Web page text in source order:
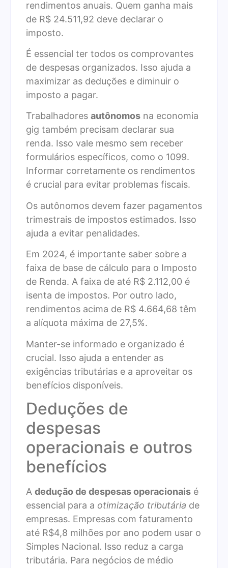
rendimentos anuais. Quem ganha mais
de R$ 24.511,92 deve declarar o
imposto.
É essencial ter todos os comprovantes
de despesas organizados. Isso ajuda a
maximizar as deduções e diminuir o
imposto a pagar.
Trabalhadores autônomos na economia
gig também precisam declarar sua
renda. Isso vale mesmo sem receber
formulários específicos, como o 1099.
Informar corretamente os rendimentos
é crucial para evitar problemas fiscais.
Os autônomos devem fazer pagamentos
trimestrais de impostos estimados. Isso
ajuda a evitar penalidades.
Em 2024, é importante saber sobre a
faixa de base de cálculo para o Imposto
de Renda. A faixa de até R$ 2.112,00 é
isenta de impostos. Por outro lado,
rendimentos acima de R$ 4.664,68 têm
a alíquota máxima de 27,5%.
Manter-se informado e organizado é
crucial. Isso ajuda a entender as
exigências tributárias e a aproveitar os
benefícios disponíveis.
Deduções de
despesas
operacionais e outros
benefícios
A dedução de despesas operacionais é
essencial para a otimização tributária de
empresas. Empresas com faturamento
até R$4,8 milhões por ano podem usar o
Simples Nacional. Isso reduz a carga
tributária. Para negócios de médio